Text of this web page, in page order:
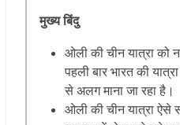
मुख्य बिंदु
ओली की चीन यात्रा को
पहली बार भारत की
से अलग माना जा रहा है।
ओली की चीन यात्रा ऐसे